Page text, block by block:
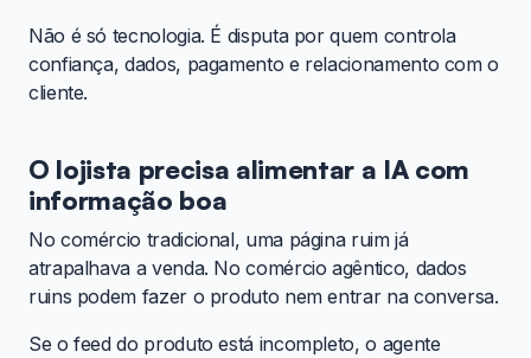
Não é só tecnologia. É disputa por quem controla
confiança, dados, pagamento e relacionamento com o
cliente.
O lojista precisa alimentar a IA com
informação boa
No comércio tradicional, uma página ruim já
atrapalhava a venda. No comércio agêntico, dados
ruins podem fazer o produto nem entrar na conversa.
Se o feed do produto está incompleto, o agente